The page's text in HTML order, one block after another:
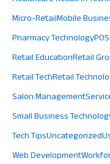
Micro-RetailMobile
Pharmacy Technology
Retail EducationRetail
Retail TechRetail
Salon Management
Small Business
Tech TipsUncategorized
Web Development